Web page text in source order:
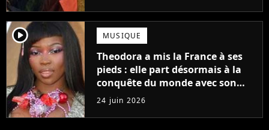
player2 MUSIQUE
Theodora a mis la France à ses
pieds : elle part désormais à la
conquête du monde avec son
premier gros feat international
24 juin 2026